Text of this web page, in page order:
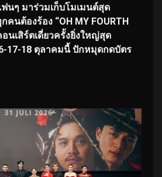
ฟนๆ มาร่วมเก็บโมเมนต์สุด
คนต้องร้อง “OH MY FOURTH
อนเสิร์ตเดี่ยวครั้งยิ่งใหญ่สุด
17-18 ตุลาคมนี้ ปักหมุดกดบัตร